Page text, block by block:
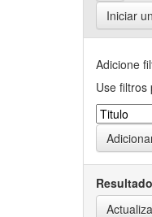
Iniciar
Adicione
Use filtros